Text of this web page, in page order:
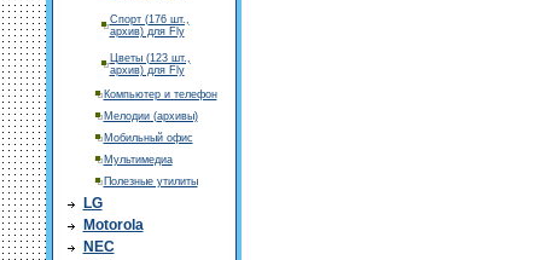
Спорт (176 шт.,
архив) для Fly
Цветы (123 шт.,
архив) для Fly
Компьютер и телефон
Мелодии (архивы)
Мобильный офис
Мультимедиа
Полезные утилиты
LG
Motorola
NEC